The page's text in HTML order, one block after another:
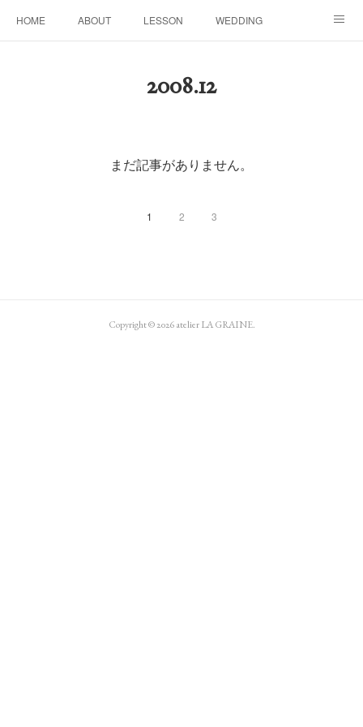
HOME ABOUT LESSON WEDDING
2008.12
まだ記事がありません。
1 2 3
Copyright ©2026atelier LA GRAINE.